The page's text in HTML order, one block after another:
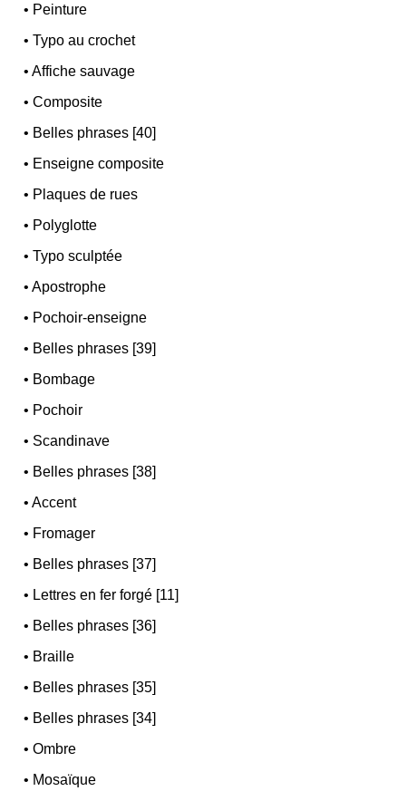
• Peinture
•Typo au crochet
•Affiche sauvage
•Composite
• Belles phrases [40]
• Enseigne composite
• Plaques de rues
• Polyglotte
•Typo sculptée
•Apostrophe
• Pochoir-enseigne
• Belles phrases [39]
• Bombage
• Pochoir
• Scandinave
• Belles phrases [38]
•Accent
• Fromager
• Belles phrases [37]
• Lettres en fer forgé [11]
• Belles phrases [36]
• Braille
• Belles phrases [35]
• Belles phrases [34]
•Ombre
• Mosaïque